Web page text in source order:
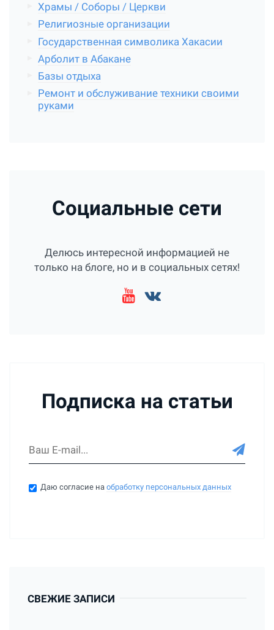
Храмы / Соборы / Церкви
Религиозные организации
Государственная символика Хакасии
Арболит в Абакане
Базы отдыха
Ремонт и обслуживание техники своими
руками
Социальные сети
Делюсь интересной информацией не
только на блоге, но и в социальных сетях!
Подписка на статьи
Даю согласие наобработку персональных данных
СВЕЖИЕ ЗАПИСИ